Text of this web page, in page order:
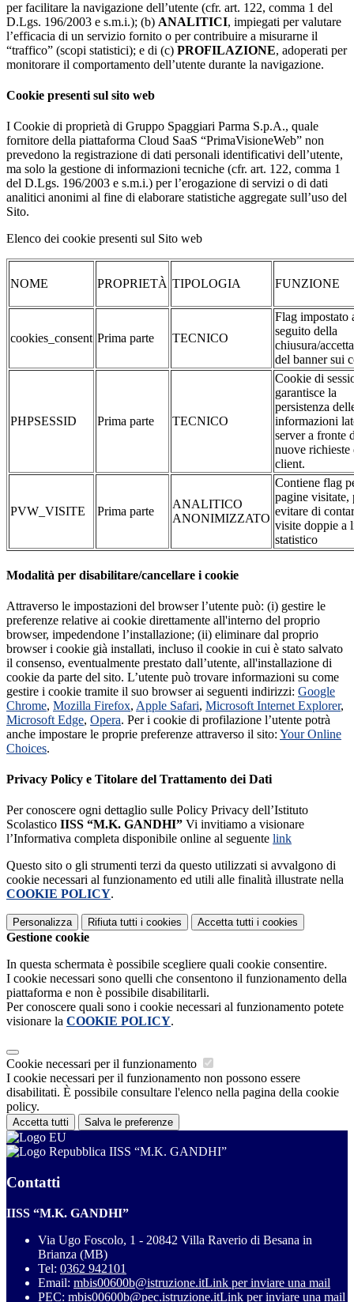
per facilitare la navigazione dell’utente (cfr. art. 122, comma 1 del
D.Lgs. 196/2003 e s.m.i.); (b) ANALITICI, impiegati per valutare
l’efficacia di un servizio fornito o per contribuire a misurarne il
“traffico” (scopi statistici); e di (c) PROFILAZIONE, adoperati per
monitorare il comportamento dell’utente durante la navigazione.
Cookie presenti sul sito web
I Cookie di proprietà di Gruppo Spaggiari Parma S.p.A., quale
fornitore della piattaforma Cloud SaaS “PrimaVisioneWeb” non
prevedono la registrazione di dati personali identificativi dell’utente,
ma solo la gestione di informazioni tecniche (cfr. art. 122, comma 1
del D.Lgs. 196/2003 e s.m.i.) per l’erogazione di servizi o di dati
analitici anonimi al fine di elaborare statistiche aggregate sull’uso del
Sito.
Elenco dei cookie presenti sul Sito web
NOME PROPRIETÀ TIPOLOGIA FUNZIONE
cookies_consent Prima parte TECNICO
Flag impostato
seguito della
chiusura/
del banner sui
PHPSESSID Prima parte TECNICO
Cookie di
garantisce la
persistenza
informazioni
server a fronte
nuove richieste
client.
PVW_VISITE Prima parte
ANALITICO
ANONIMIZZATO
Contiene flag
pagine visitate,
evitare di
visite doppie a
statistico
Modalità per disabilitare/cancellare i cookie
Attraverso le impostazioni del browser l’utente può: (i) gestire le
preferenze relative ai cookie direttamente all'interno del proprio
browser, impedendone l’installazione; (ii) eliminare dal proprio
browser i cookie già installati, incluso il cookie in cui è stato salvato
il consenso, eventualmente prestato dall’utente, all'installazione di
cookie da parte del sito. L’utente può trovare informazioni su come
gestire i cookie tramite il suo browser ai seguenti indirizzi: Google
Chrome, Mozilla Firefox, Apple Safari, Microsoft Internet Explorer,
Microsoft Edge, Opera. Per i cookie di profilazione l’utente potrà
anche impostare le proprie preferenze attraverso il sito: Your Online
Choices.
Privacy Policy e Titolare del Trattamento dei Dati
Per conoscere ogni dettaglio sulle Policy Privacy dell’Istituto
Scolastico IISS “M.K. GANDHI” Vi invitiamo a visionare
l’Informativa completa disponibile online al seguente link
Questo sito o gli strumenti terzi da questo utilizzati si avvalgono di
cookie necessari al funzionamento ed utili alle finalità illustrate nella
COOKIE POLICY.
Personalizza Rifiuta tutti i cookies Accetta tutti i cookies
Gestione cookie
In questa schermata è possibile scegliere quali cookie consentire.
I cookie necessari sono quelli che consentono il funzionamento della
piattaforma e non è possibile disabilitarli.
Per conoscere quali sono i cookie necessari al funzionamento potete
visionare la COOKIE POLICY.
Cookie necessari per il funzionamento
I cookie necessari per il funzionamento non possono essere
disabilitati. È possibile consultare l'elenco nella pagina della cookie
policy.
Accetta tutti Salva le preferenze
IISS “M.K. GANDHI”
Contatti
IISS “M.K. GANDHI”
Via Ugo Foscolo, 1 - 20842 Villa Raverio di Besana in
Brianza (MB)
Tel: 0362 942101
Email: mbis00600b@istruzione.itLink per inviare una mail
PEC: mbis00600b@pec.istruzione.itLink per inviare una mail